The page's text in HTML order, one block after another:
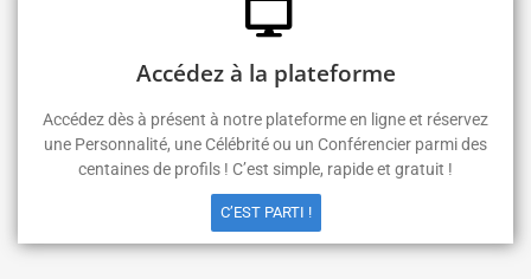
Accédez à la plateforme
Accédez dès à présent à notre plateforme en ligne et réservez
une Personnalité, une Célébrité ou un Conférencier parmi des
centaines de profils ! C’est simple, rapide et gratuit !
C’EST PARTI !